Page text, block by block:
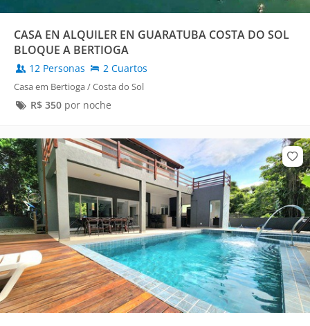
CASA EN ALQUILER EN GUARATUBA COSTA DO SOL
BLOQUE A BERTIOGA
12 Personas 2 Cuartos
Casa em Bertioga / Costa do Sol
R$ 350por noche